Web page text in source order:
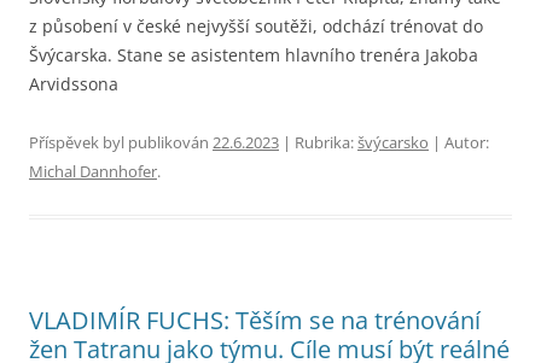
z působení v české nejvyšší soutěži, odchází trénovat do
Švýcarska. Stane se asistentem hlavního trenéra Jakoba
Arvidssona
Příspěvek byl publikován 22.6.2023 | Rubrika:švýcarsko | Autor:
Michal Dannhofer.
VLADIMÍR FUCHS: Těším se na trénování
žen Tatranu jako týmu. Cíle musí být reálné